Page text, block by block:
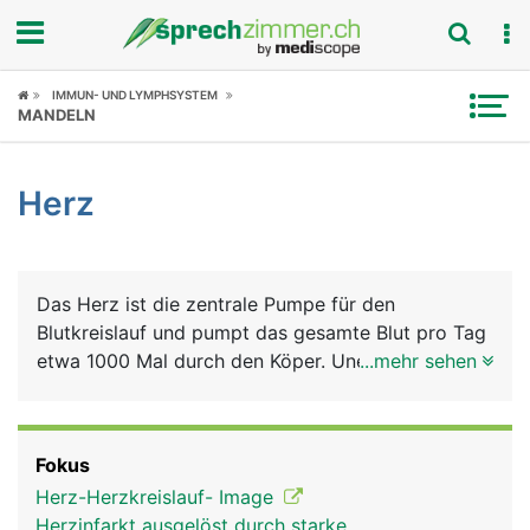
Fokus
Symptome
News
Rubriken
IMMUN- UND LYMPHSYSTEM
MANDELN
Herz
Das Herz ist die zentrale Pumpe für den
Blutkreislauf und pumpt das gesamte Blut pro Tag
etwa 1000 Mal durch den Köper. Unermüdlich
lebensnotwendigen Sauerstoff bilden Herz und
Lunge eine funktionelle Einheit. Man kann sich das
...mehr sehen
Fokus
Herz-Herzkreislauf- Image
Herzinfarkt ausgelöst durch starke